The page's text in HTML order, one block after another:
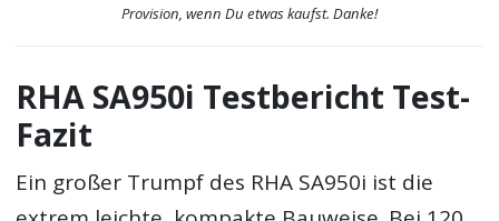
Provision, wenn Du etwas kaufst. Danke!
RHA SA950i Testbericht Test-
Fazit
Ein großer Trumpf des RHA SA950i ist die